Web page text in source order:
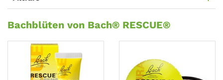
Bachblüten
von
Bach®
RESCUE®
Bachblüten von Bach® RESCUE®